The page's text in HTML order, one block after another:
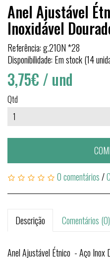
Anel Ajustável
Inoxidável
Referência: g.210N *28
Disponibilidade: Em stock (14
3,75€ / und
Qtd
0 comentários/
Descrição Comentários (0)
Anel Ajustável Étnico - Aço Inox